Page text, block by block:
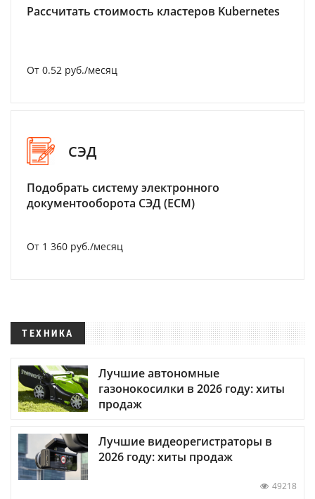
Рассчитать стоимость кластеров Kubernetes
От 0.52 руб./месяц
СЭД
Подобрать систему электронного
документооборота СЭД (ECM)
От 1 360 руб./месяц
ТЕХНИКА
Лучшие автономные
газонокосилки в 2026 году: хиты
продаж
Лучшие видеорегистраторы в
2026 году: хиты продаж
49218